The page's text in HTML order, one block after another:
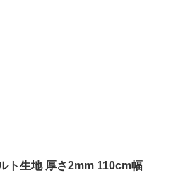
ト生地 厚さ2mm 110cm幅